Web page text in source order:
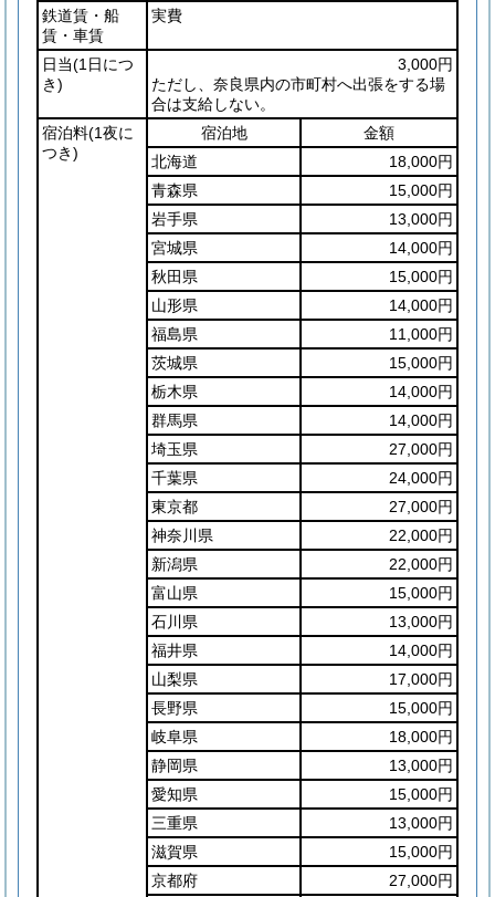
鉄道賃・船
賃・車賃
実費
日当(1日につ
き)
3,000円
ただし、奈良県内の市町村へ出張をする場
合は支給しない。
宿泊料(1夜に
つき)
宿泊地
金額
北海道
18,000円
青森県
15,000円
岩手県
13,000円
宮城県
14,000円
秋田県
15,000円
山形県
14,000円
福島県
11,000円
茨城県
15,000円
栃木県
14,000円
群馬県
14,000円
埼玉県
27,000円
千葉県
24,000円
東京都
27,000円
神奈川県
22,000円
新潟県
22,000円
富山県
15,000円
石川県
13,000円
福井県
14,000円
山梨県
17,000円
長野県
15,000円
岐阜県
18,000円
静岡県
13,000円
愛知県
15,000円
三重県
13,000円
滋賀県
15,000円
京都府
27,000円